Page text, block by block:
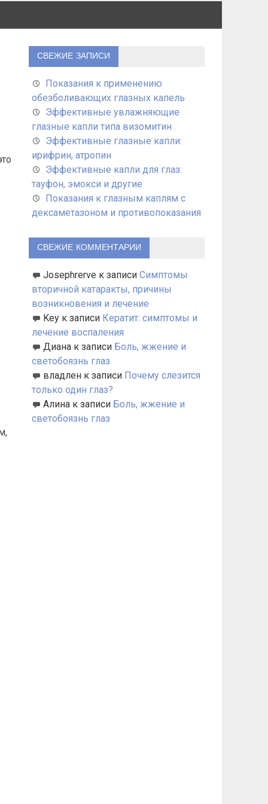
СВЕЖИЕ ЗАПИСИ
Показания к применению
обезболивающих глазных капель
Эффективные увлажняющие
глазные капли типа визомитин
Эффективные глазные капли:
ирифрин, атропин
Эффективные капли для глаз:
тауфон, эмокси и другие
Показания к глазным каплям с
дексаметазоном и противопоказания
СВЕЖИЕ КОММЕНТАРИИ
Josephrerve к записи Симптомы
вторичной катаракты, причины
возникновения и лечение
Keyк записи Кератит: симптомы и
лечение воспаления
Дианак записи Боль, жжение и
светобоязнь глаз
владленк записи Почему слезится
только один глаз?
Алинак записи Боль, жжение и
светобоязнь глаз